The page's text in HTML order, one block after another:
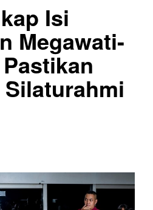
Isi
Megawati-